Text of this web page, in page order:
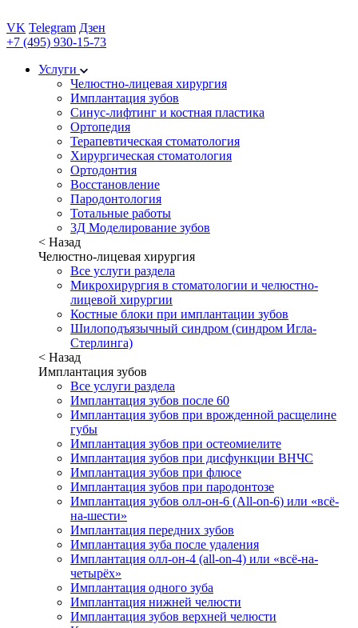
VK Telegram Дзен
+7 (495) 930-15-73
Услуги
Челюстно-лицевая хирургия
Имплантация зубов
Синус-лифтинг и костная пластика
Ортопедия
Терапевтическая стоматология
Хирургическая стоматология
Ортодонтия
Восстановление
Пародонтология
Тотальные работы
3Д Моделирование зубов
< Назад
Челюстно-лицевая хирургия
Все услуги раздела
Микрохирургия в стоматологии и челюстно-
лицевой хирургии
Костные блоки при имплантации зубов
Шилоподъязычный синдром (синдром Игла-
Стерлинга)
< Назад
Имплантация зубов
Все услуги раздела
Имплантация зубов после 60
Имплантация зубов при врожденной расщелине
губы
Имплантация зубов при остеомиелите
Имплантация зубов при дисфункции ВНЧС
Имплантация зубов при флюсе
Имплантация зубов при пародонтозе
Имплантация зубов олл-он-6 (All-on-6) или «всё-
на-шести»
Имплантация передних зубов
Имплантация зуба после удаления
Имплантация олл-он-4 (all-on-4) или «всё-на-
четырёх»
Имплантация одного зуба
Имплантация нижней челюсти
Имплантация зубов верхней челюсти